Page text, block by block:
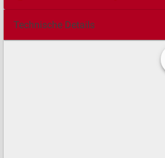
Technische Details